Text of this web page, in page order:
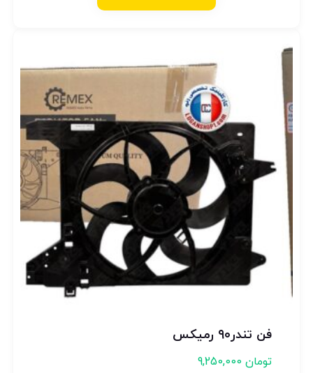
فن تندر۹۰ رمیکس
تومان9,250,000